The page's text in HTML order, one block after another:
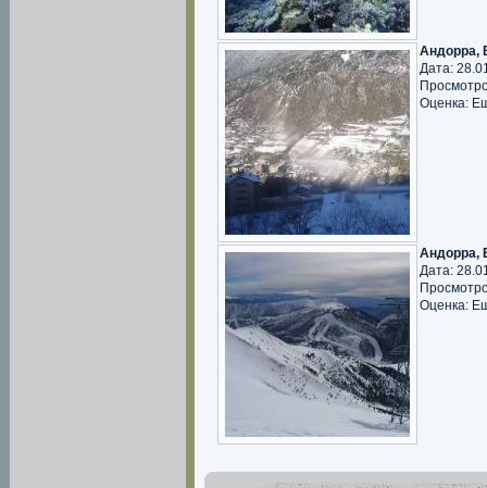
Андорра,
Дата:
Оценка:
Андорра,
Дата:
Оценка: